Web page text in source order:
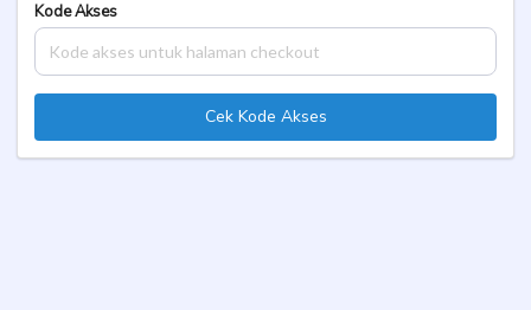
Kode Akses
Cek Kode Akses